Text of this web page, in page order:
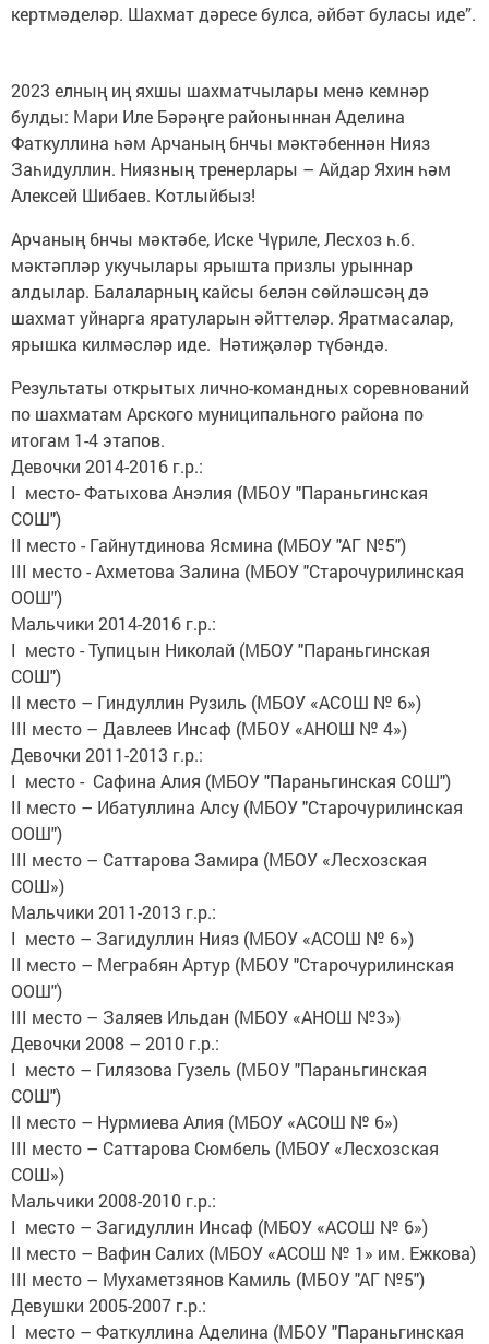
кертмәделәр. Шахмат дәресе булса, әйбәт буласы иде”.
2023 елның иң яхшы шахматчылары менә кемнәр
булды: Мари Иле Бәрәңге районыннан Аделина
Фаткуллина һәм Арчаның 6нчы мәктәбеннән Нияз
Заһидуллин. Ниязның тренерлары – Айдар Яхин һәм
Алексей Шибаев. Котлыйбыз!
Арчаның 6нчы мәктәбе, Иске Чүриле, Лесхоз һ.б.
мәктәпләр укучылары ярышта призлы урыннар
алдылар. Балаларның кайсы белән сөйләшсәң дә
шахмат уйнарга яратуларын әйттеләр. Яратмасалар,
ярышка килмәсләр иде. Нәтиҗәләр түбәндә.
Результаты открытых лично-командных соревнований
по шахматам Арского муниципального района по
итогам 1-4 этапов.
Девочки 2014-2016 г.р.:
I место- Фатыхова Анэлия (МБОУ "Параньгинская
СОШ")
II место - Гайнутдинова Ясмина (МБОУ "АГ №5")
III место - Ахметова Залина (МБОУ "Старочурилинская
ООШ")
Мальчики 2014-2016 г.р.:
I место - Тупицын Николай (МБОУ "Параньгинская
СОШ")
II место – Гиндуллин Рузиль (МБОУ «АСОШ № 6»)
III место – Давлеев Инсаф (МБОУ «АНОШ № 4»)
Девочки 2011-2013 г.р.:
I место - Сафина Алия (МБОУ "Параньгинская СОШ")
II место – Ибатуллина Алсу (МБОУ "Старочурилинская
ООШ")
III место – Саттарова Замира (МБОУ «Лесхозская
СОШ»)
Мальчики 2011-2013 г.р.:
I место – Загидуллин Нияз (МБОУ «АСОШ № 6»)
II место – Меграбян Артур (МБОУ "Старочурилинская
ООШ")
III место – Заляев Ильдан (МБОУ «АНОШ №3»)
Девочки 2008 – 2010 г.р.:
I место – Гилязова Гузель (МБОУ "Параньгинская
СОШ")
II место – Нурмиева Алия (МБОУ «АСОШ № 6»)
III место – Саттарова Сюмбель (МБОУ «Лесхозская
СОШ»)
Мальчики 2008-2010 г.р.:
I место – Загидуллин Инсаф (МБОУ «АСОШ № 6»)
II место – Вафин Салих (МБОУ «АСОШ № 1» им. Ежкова)
III место – Мухаметзянов Камиль (МБОУ "АГ №5")
Девушки 2005-2007 г.р.:
I место – Фаткуллина Аделина (МБОУ "Параньгинская